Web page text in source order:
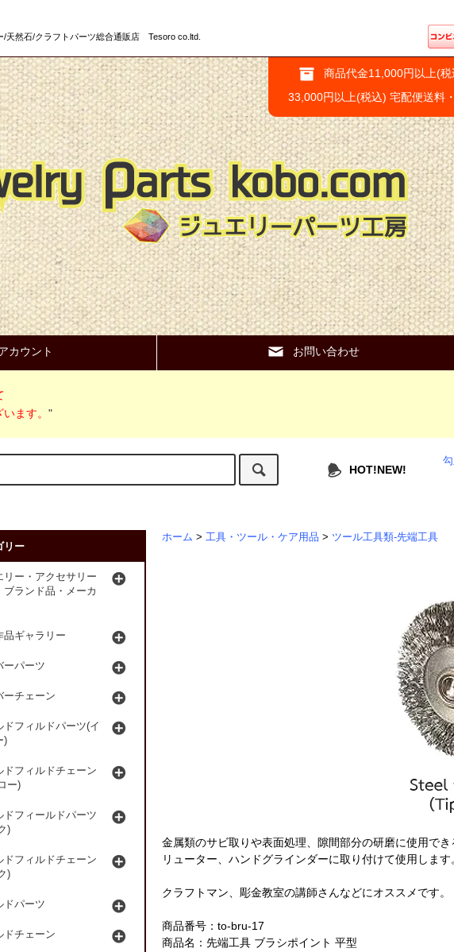
然石/クラフトパーツ総合通販店 Tesoro co.ltd.
商品代金11,000円以上(
33,000円以上(税込) 宅配便送料
カウント お問い合わせ
ます。 "
HOT!NEW!
ホーム > 工具・ツール・ケア用品 > ツール工具類-先端工具
金属類のサビ取りや表面処理、隙間部分の研磨に使用でき
リューター、ハンドグラインダーに取り付けて使用します
クラフトマン、彫金教室の講師さんなどにオススメです。
商品番号：to-bru-17
商品名：先端工具 ブラシポイント 平型
リー
リー・アクセサリー
ブランド品・メーカ
品ギャラリー
ーパーツ
ーチェーン
ドフィルドパーツ(イ
)
ドフィルドチェーン
ー)
ドフィールドパーツ
)
ドフィルドチェーン
)
ドパーツ
ドチェーン